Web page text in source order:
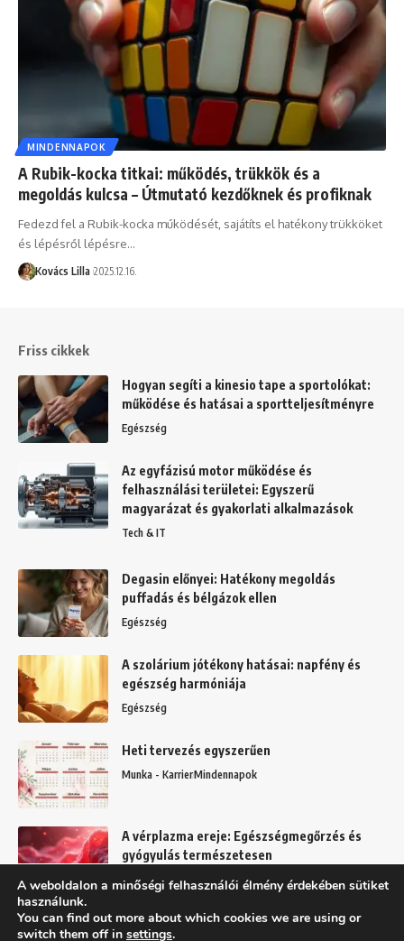
MINDENNAPOK
A Rubik-kocka titkai: működés, trükkök és a
megoldás kulcsa – Útmutató kezdőknek és profiknak
Fedezd fel a Rubik-kocka működését, sajátíts el hatékony trükköket
és lépésről lépésre…
Kovács Lilla 2025.12.16.
Friss cikkek
Hogyan segíti a kinesio tape a sportolókat:
működése és hatásai a sportteljesítményre
Egészség
Az egyfázisú motor működése és
felhasználási területei: Egyszerű
magyarázat és gyakorlati alkalmazások
Tech & IT
Degasin előnyei: Hatékony megoldás
puffadás és bélgázok ellen
Egészség
A szolárium jótékony hatásai: napfény és
egészség harmóniája
Egészség
Heti tervezés egyszerűen
Munka - KarrierMindennapok
A vérplazma ereje: Egészségmegőrzés és
gyógyulás természetesen
Egészség
A weboldalon a minőségi felhasználói élmény érdekében sütiket
használunk.
You can find out more about which cookies we are using or
switch them off in settings.